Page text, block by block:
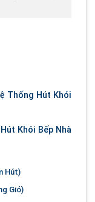
Thống Hút Khói
Khói Bếp Nhà
Hút)
Gió)